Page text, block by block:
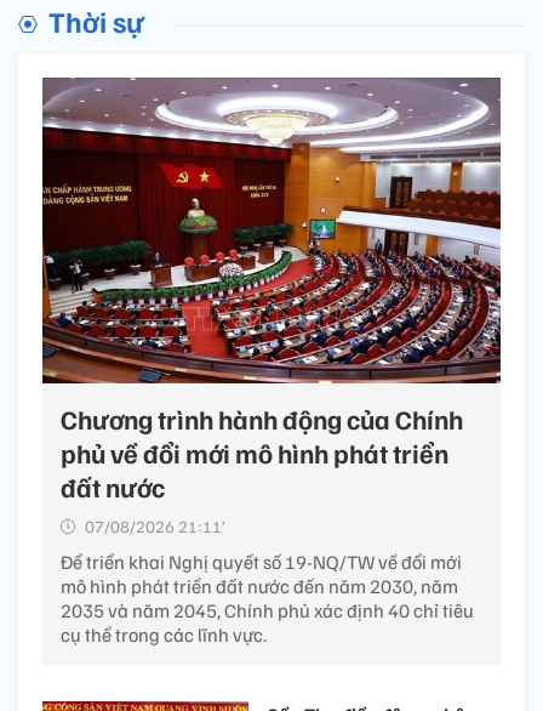
Thời sự
Chương trình hành động của Chính
phủ về đổi mới mô hình phát triển
đất nước
07/08/2026 21:11’
Để triển khai Nghị quyết số 19-NQ/TW về đổi mới
mô hình phát triển đất nước đến năm 2030, năm
2035 và năm 2045, Chính phủ xác định 40 chỉ tiêu
cụ thể trong các lĩnh vực.